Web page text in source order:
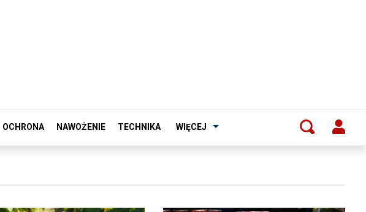
OCHRONA NAWOŻENIE TECHNIKA WIĘCEJ